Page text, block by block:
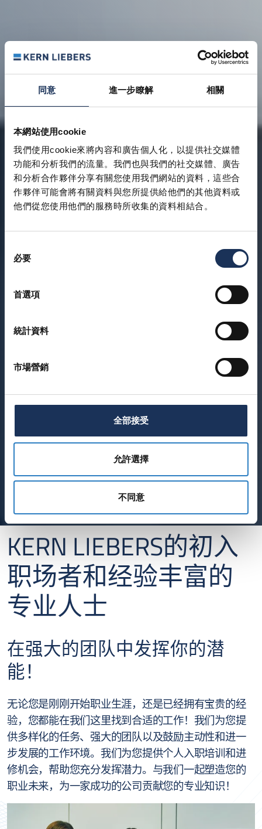
同意 進一步瞭解 相關
本網站使用cookie
我們使用cookie來將內容和廣告個人化，以提供社交媒體
功能和分析我們的流量。我們也與我們的社交媒體、廣告
和分析合作夥伴分享有關您使用我們網站的資料，這些合
作夥伴可能會將有關資料與您所提供給他們的其他資料或
他們從您使用他們的服務時所收集的資料相結合。
必要
首選項
統計資料
市場營銷
全部接受
允許選擇
不同意
KERN LIEBERS的初入
职场者和经验丰富的
专业人士
在强大的团队中发挥你的潜
能！
无论您是刚刚开始职业生涯，还是已经拥有宝贵的经
验，您都能在我们这里找到合适的工作！我们为您提
供多样化的任务、强大的团队以及鼓励主动性和进一
步发展的工作环境。我们为您提供个人入职培训和进
修机会，帮助您充分发挥潜力。与我们一起塑造您的
职业未来，为一家成功的公司贡献您的专业知识！